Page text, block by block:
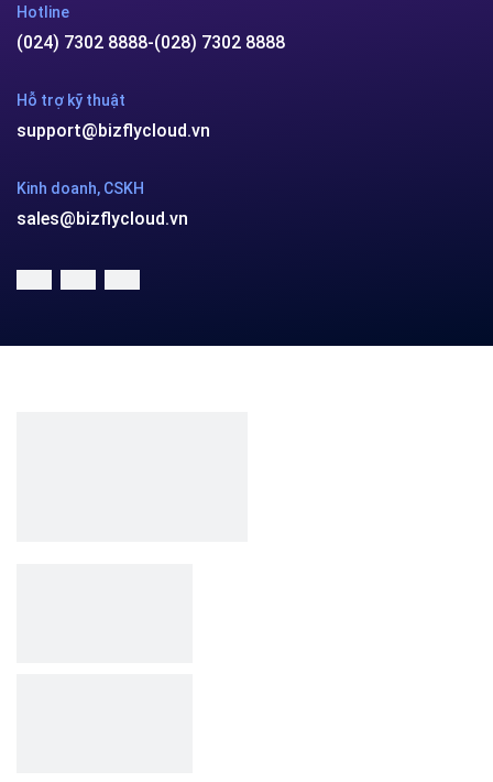
Hotline
(024) 7302 8888-(028) 7302 8888
Hỗ trợ kỹ thuật
support@bizflycloud.vn
Kinh doanh, CSKH
sales@bizflycloud.vn